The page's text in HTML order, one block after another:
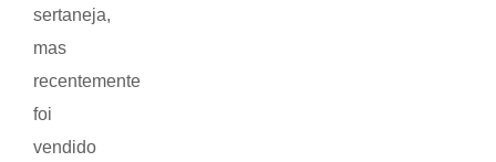
sertaneja,
mas
recentemente
foi
vendido